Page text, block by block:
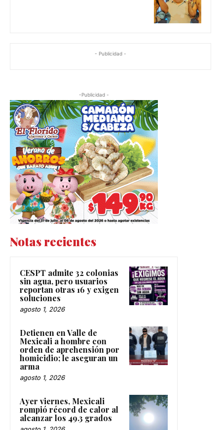
- Publicidad -
-Publicidad -
Notas recientes
CESPT admite 32 colonias
sin agua, pero usuarios
reportan otras 16 y exigen
soluciones
agosto 1, 2026
Detienen en Valle de
Mexicali a hombre con
orden de aprehensión por
homicidio; le aseguran un
arma
agosto 1, 2026
Ayer viernes, Mexicali
rompió récord de calor al
alcanzar los 49.3 grados